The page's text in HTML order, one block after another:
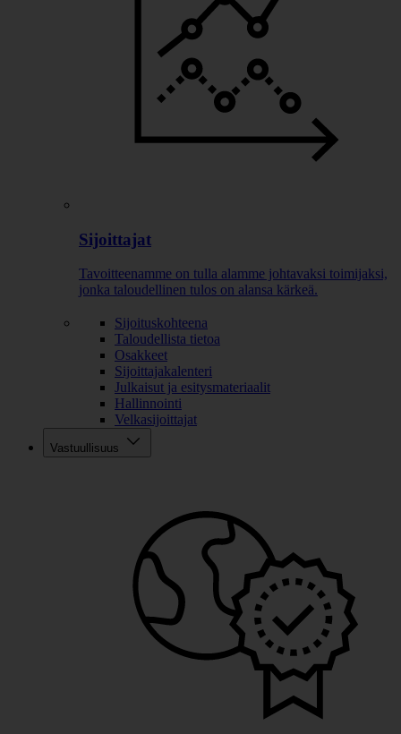
Sijoittajat
Tavoitteenamme on tulla alamme johtavaksi toimijaksi,
jonka taloudellinen tulos on alansa kärkeä.
Sijoituskohteena
Taloudellista tietoa
Osakkeet
Sijoittajakalenteri
Julkaisut ja esitysmateriaalit
Hallinnointi
Velkasijoittajat
Vastuullisuus